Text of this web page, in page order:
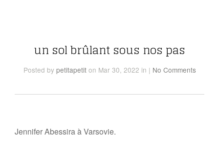
un sol brûlant sous nos pas
Posted by petitapetit on Mar 30, 2022 in | No Comments
Jennifer Abessira à Varsovie.